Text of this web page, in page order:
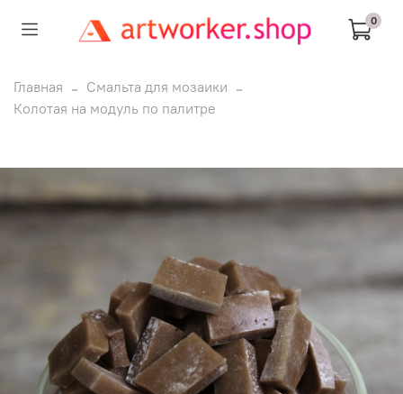
0
Главная
Смальта для мозаики
Колотая на модуль по палитре